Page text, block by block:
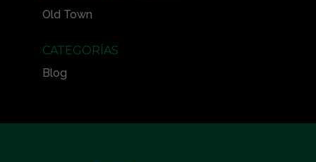
Old Town
CATEGORÍAS
Blog